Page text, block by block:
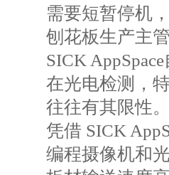
需要短暂停机
刨花板生产主
SICK
在光电检测，
往往有其限性
凭借 SICK
编程摄像机和